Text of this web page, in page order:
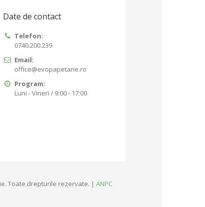
Date de contact
Telefon:
0740.200.239
Email:
office@evopapetarie.ro
Program:
Luni - Vineri / 9:00 - 17:00
Toate drepturile rezervate. | ANPC